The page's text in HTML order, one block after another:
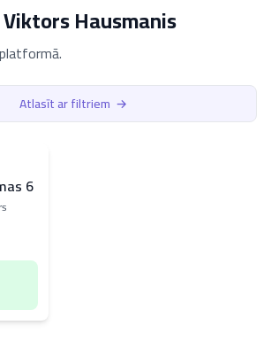
Hausmanis
Atlasīt ar filtriem →
6